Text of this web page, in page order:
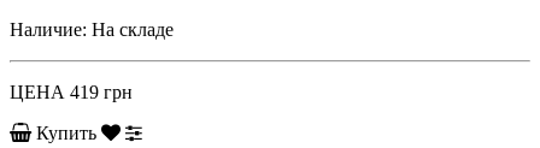
Наличие: На складе
ЦЕНА 419 грн
Купить